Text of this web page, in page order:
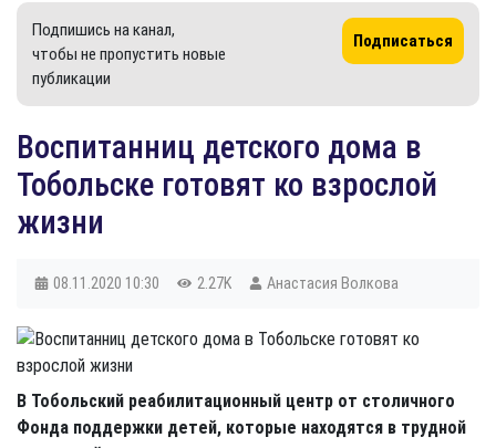
Подпишись на канал,
чтобы не пропустить новые
публикации
Подписаться
Воспитанниц детского дома в
Тобольске готовят ко взрослой
жизни
08.11.2020 10:30 2.27K Анастасия Волкова
В Тобольский реабилитационный центр от столичного
Фонда поддержки детей, которые находятся в трудной